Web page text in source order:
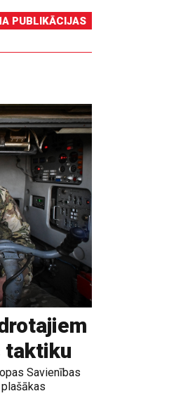
PUBLIKĀCIJAS
taktiku
Savienības